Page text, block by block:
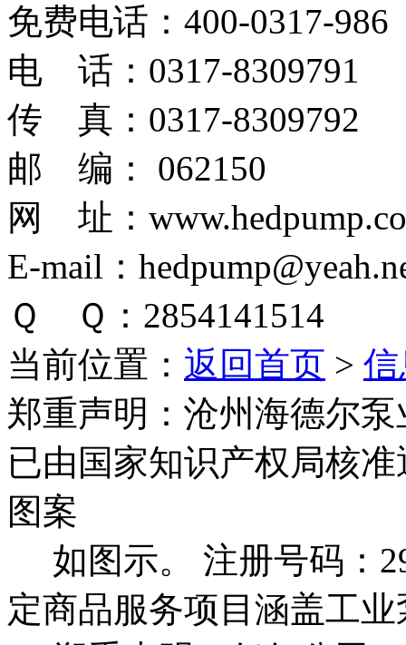
免费电话：400-0317-986
电 话：0317-8309791
传 真：0317-8309792
邮 编： 062150
网 址：
E-mail：
Ｑ Ｑ：2854141514
当前位置： 返回首页 >
郑重声明： 沧州海德尔
已由国家知识产权局核
图案
如图示。 注册号码：
定商品服务项目涵盖工